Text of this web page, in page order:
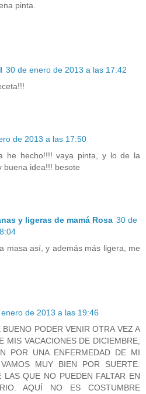
pinta.
30 de enero de 2013 a las 17:42
de 2013 a las 17:50
he hecho!!!! vaya pinta, y lo de la
buena idea!!! besote
y ligeras de mamá Rosa 30 de
masa así, y además más ligera, me
de 2013 a las 19:46
PODER VENIR OTRA VEZ A
MIS VACACIONES DE DICIEMBRE,
POR UNA ENFERMEDAD DE MI
MUY BIEN POR SUERTE.
LAS QUE NO PUEDEN FALTAR EN
AQUÍ NO ES COSTUMBRE